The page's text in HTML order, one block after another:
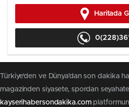
Haritada
Türkiye'den ve Dünya’dan son dakika
magazinden siyasete, spordan
kayserihabersondakika.com